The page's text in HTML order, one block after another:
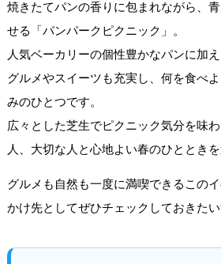
焼きたてパンの香りに包まれながら、
せる「パンパークピクニック」。
人気ベーカリーの個性豊かなパンに加
グルメやスイーツも充実し、何を食べ
みのひとつです。
広々とした芝生でピクニック気分を味
人、大切な人と心地よい春のひとときを
グルメも自然も一度に満喫できるこの
かけ先としてぜひチェックしておきたい